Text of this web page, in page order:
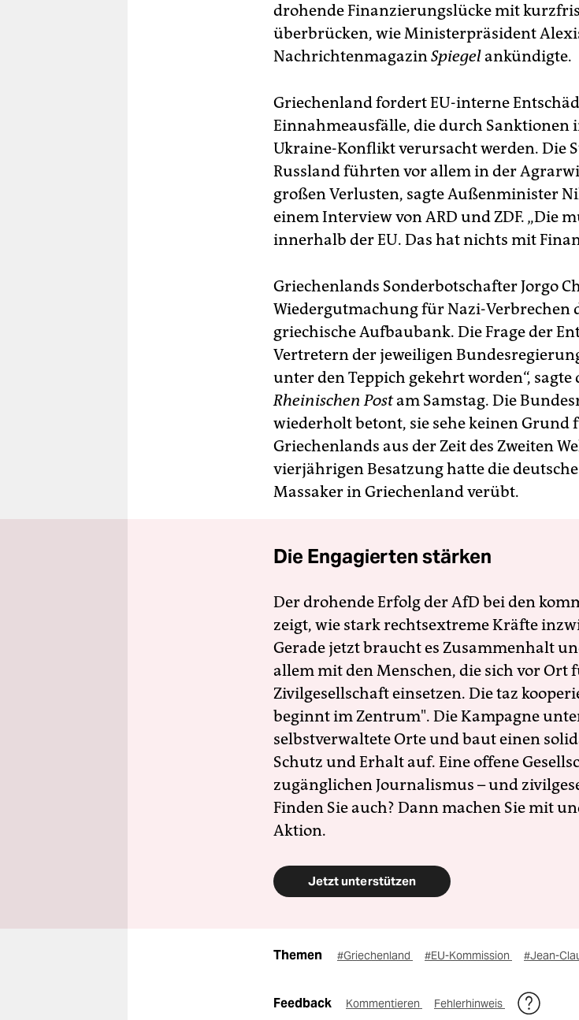
drohende Finanzierungslücke mit
überbrücken, wie Ministerpräsident
NachrichtenmagazinSpiegelankündigte.
Griechenland fordert EU-interne
Einnahmeausfälle, die durch Sanktionen
Ukraine-Konflikt verursacht werden. Die
Russland führten vor allem in der
großen Verlusten, sagte Außenminister
einem Interview von ARD und ZDF. „Die
innerhalb der EU. Das hat nichts mit
Griechenlands Sonderbotschafter Jorgo
Wiedergutmachung für Nazi-
griechische Aufbaubank. Die Frage der
Vertretern der jeweiligen
unter den Teppich gekehrt worden“,
Rheinischen Postam Samstag. Die
wiederholt betont, sie sehe keinen Grund
Griechenlands aus der Zeit des Zweiten
vierjährigen Besatzung hatte die
Massaker in Griechenland verübt.
Die Engagierten stärken
Der drohende Erfolg der AfD bei den
zeigt, wie stark rechtsextreme Kräfte
Gerade jetzt braucht es Zusammenhalt
allem mit den Menschen, die sich vor Ort
Zivilgesellschaft einsetzen. Die taz
beginnt im Zentrum". Die Kampagne
selbstverwaltete Orte und baut einen
Schutz und Erhalt auf. Eine offene
zugänglichen Journalismus – und
Finden Sie auch? Dann machen Sie mit
Aktion.
Jetzt unterstützen
Themen #Griechenland #EU-Kommission #Jean-
Feedback Kommentieren Fehlerhinweis